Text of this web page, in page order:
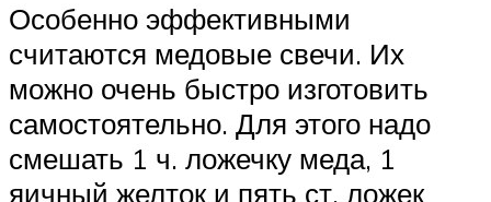
Особенно эффективными
считаются медовые свечи. Их
можно очень быстро изготовить
самостоятельно. Для этого надо
смешать 1 ч. ложечку меда, 1
яичный желток и пять ст. ложек